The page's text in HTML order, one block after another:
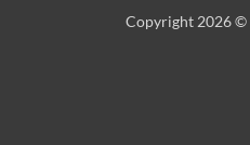
Copyright 2026 ©